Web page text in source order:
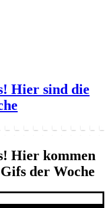
Hier sind die
Hier kommen
der Woche